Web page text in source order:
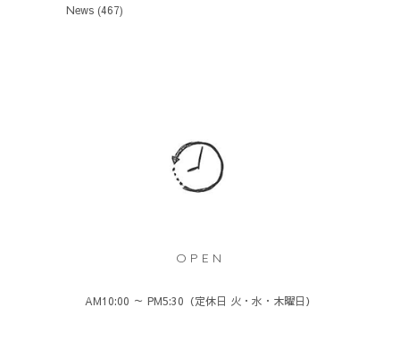
News (467)
OPEN
AM10:00 ～ PM5:30（定休日 火・水・木曜日）